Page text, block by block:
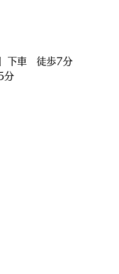
下車　徒歩7分
分